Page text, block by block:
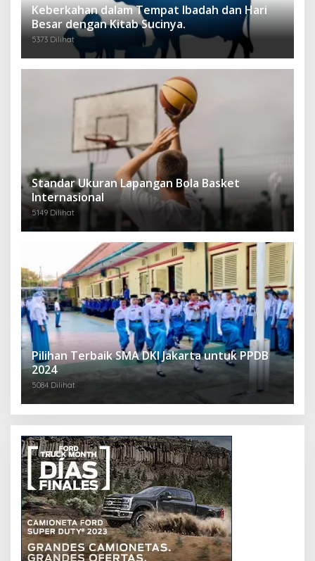
Keberkahan dalam Tempat Ibadah dan Hari
Besar dengan Kitab Sucinya.
5373 Dilihat
Standar Ukuran Lapangan Bola Basket
Internasional
5149 Dilihat
Pilihan Terbaik SMA DKI Jakarta untuk PPDB
2024
5084 Dilihat